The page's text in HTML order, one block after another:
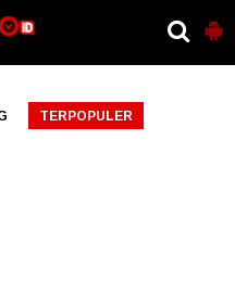
TERPOPULER